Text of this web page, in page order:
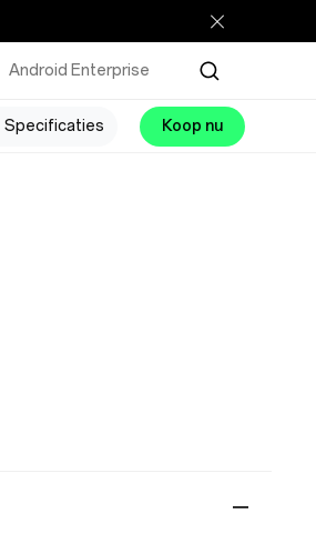
Android Enterprise
Specificaties Koop nu